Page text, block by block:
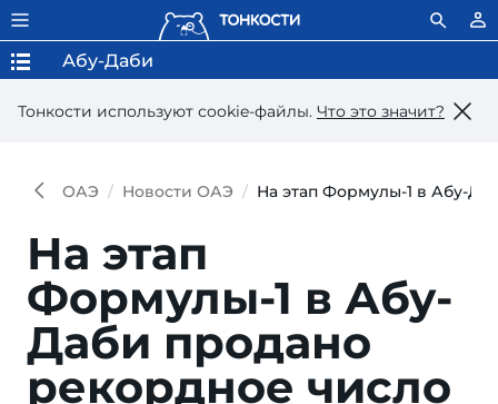
Тонкости используют сookie-файлы. Что это значит?
Абу-Даби
ОАЭ Новости ОАЭ На этап Формулы-1 в Абу-
На этап
Формулы-1 в Абу-
Даби продано
рекордное число